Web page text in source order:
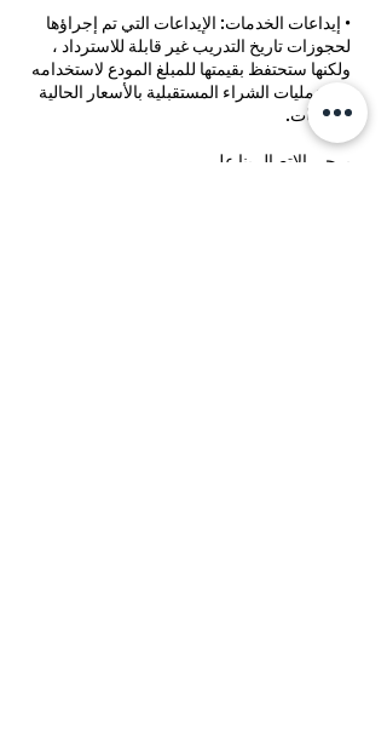
• إيداعات الخدمات: الإيداعات التي تم إجراؤها
لحجوزات تاريخ التدريب غير قابلة للاسترداد ،
ولكنها ستحتفظ بقيمتها للمبلغ المودع لاستخدامه
في عمليات الشراء المستقبلية بالأسعار الحالية
للخدمات.
يرجى الاتصال بنا على